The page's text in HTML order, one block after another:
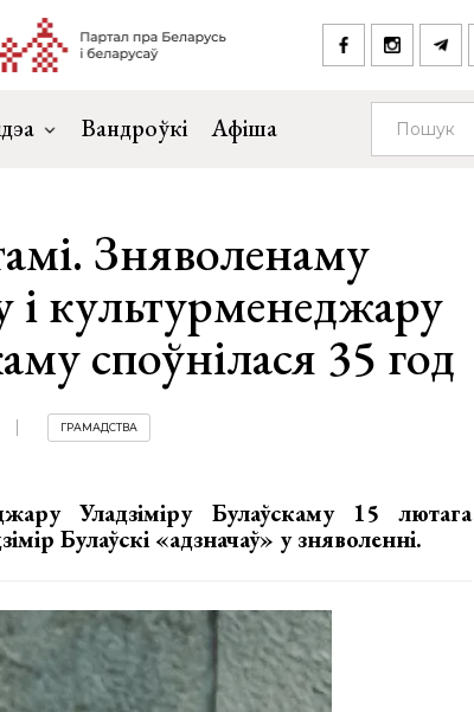
Вандроўкі Афіша
Зняволенаму
і культурменеджару
споўнілася 35 год
ГРАМАДСТВА
Уладзіміру Булаўскаму 15 лютага
Булаўскі «адзначаў» у зняволенні.